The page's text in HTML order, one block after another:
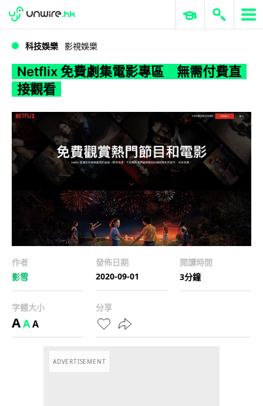
WWDC 2026 ERP 與商業 AI
科技娛樂 影視娛樂
Netflix 免費劇集電影專區 無需付費直
接觀看
作者
影雪
發佈日期
2020-09-01
閱讀時間
3分鐘
字體大小
AAA
分享
ADVERTISEMENT